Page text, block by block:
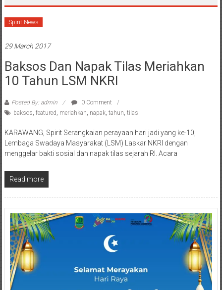
Spirit News
29 March 2017
Baksos Dan Napak Tilas Meriahkan
10 Tahun LSM NKRI
Posted By: admin
0 Comment
baksos featured meriahkan napak, tahun tilas
KARAWANG, Spirit Serangkaian perayaan hari jadi yang ke-10,
Lembaga Swadaya Masyarakat (LSM) Laskar NKRI dengan
menggelar bakti sosial dan napak tilas sejarah RI. Acara
Read more